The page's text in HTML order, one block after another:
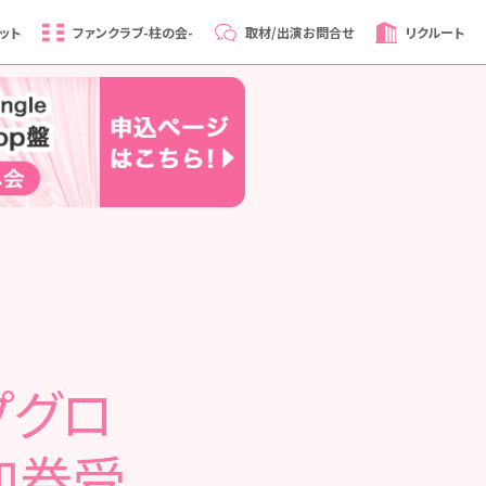
ト ファンクラブ-柱の会- 取材/出演お問合せ リクルート
グロ